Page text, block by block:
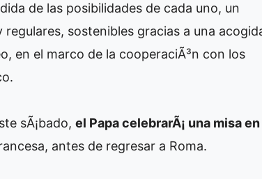
de las posibilidades de cada uno, un
sostenibles gracias a una
en el marco de la cooperaciÃ³n con los
sÃ¡bado, el Papa celebrarÃ¡ una misa en
antes de regresar a Roma.